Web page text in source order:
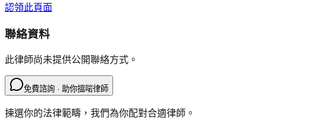
認領此頁面
聯絡資料
此律師尚未提供公開聯絡方式。
免費諮詢 · 助你搵啱律師
揀選你的法律範疇，我們為你配對合適律師。